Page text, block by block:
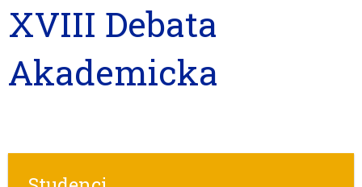
XVIII Debata
Akademicka